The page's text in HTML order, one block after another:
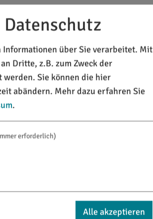
Informationen über Sie verarbeitet. Mit
Dritte, z.B. zum Zweck der
Sie können die hier
abändern. Mehr dazu erfahren Sie
.
erforderlich)
Alle akzeptieren